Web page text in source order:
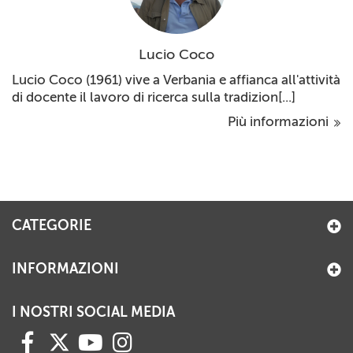
Lucio Coco
Lucio Coco (1961) vive a Verbania e affianca all'attività
di docente il lavoro di ricerca sulla tradizion[...]
Più informazioni
CATEGORIE
INFORMAZIONI
I NOSTRI SOCIAL MEDIA